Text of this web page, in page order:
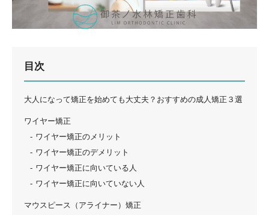
目次
大人になって矯正を始めても大丈夫？おすすめの成人矯正３選
ワイヤー矯正
ワイヤー矯正のメリット
ワイヤー矯正のデメリット
ワイヤー矯正に向いている人
ワイヤー矯正に向いていない人
マウスピース（アライナー）矯正